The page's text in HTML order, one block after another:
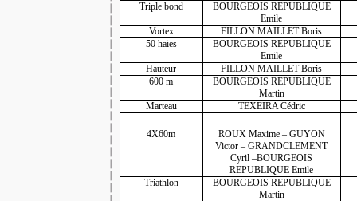
Triple bond
BOURGEOIS REPUBLIQUE
Emile
Vortex
FILLON MAILLET Boris
50 haies
BOURGEOIS REPUBLIQUE
Emile
Hauteur
FILLON MAILLET Boris
600 m
BOURGEOIS REPUBLIQUE
Martin
Marteau
TEXEIRA Cédric
4X60m
ROUX Maxime – GUYON
Victor – GRANDCLEMENT
Cyril –BOURGEOIS
REPUBLIQUE Emile
Triathlon
BOURGEOIS REPUBLIQUE
Martin